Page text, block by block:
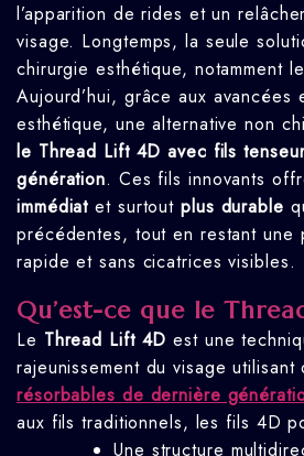
l’apparition de rides et un
visage. Longtemps, la seule
chirurgie esthétique, notamment
Aujourd’hui, grâce aux avancées
esthétique, une alternative non
le Thread Lift 4D avec fils
génération. Ces fils innovants
immédiat et surtoutplus durable
précédentes, tout en restant une
rapide et sans cicatrices visibles.
Qu’est-ce que le
Le Thread Lift 4D est une
rajeunissement du visage utilisant
résorbables de dernière
aux fils traditionnels, les fils 4D
Une structure